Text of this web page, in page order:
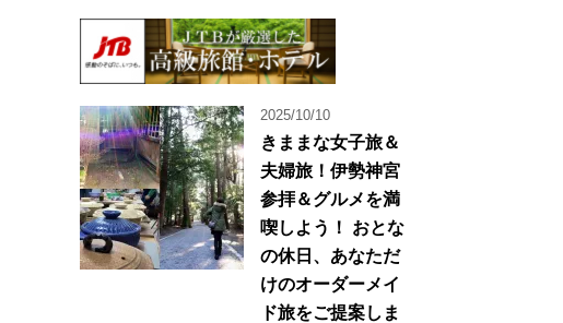
2025/10/10
きままな女子旅＆
夫婦旅！伊勢神宮
参拝＆グルメを満
喫しよう！ おとな
の休日、あなただ
けのオーダーメイ
ド旅をご提案しま